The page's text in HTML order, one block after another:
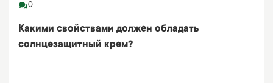
0
Какими свойствами должен обладать
солнцезащитный крем?